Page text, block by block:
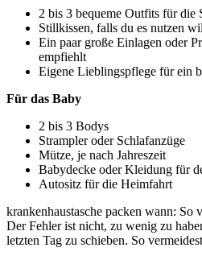
2 bis 3 bequeme Outfits für die
Stillkissen, falls du es nutzen
Ein paar große Einlagen oder
empfiehlt
Eigene Lieblingspflege für ein
Für das Baby
2 bis 3 Bodys
Strampler oder Schlafanzüge
Mütze, je nach Jahreszeit
Babydecke oder Kleidung für
Autositz für die Heimfahrt
krankenhaustasche packen wann: So
Der Fehler ist nicht, zu wenig zu
letzten Tag zu schieben. So